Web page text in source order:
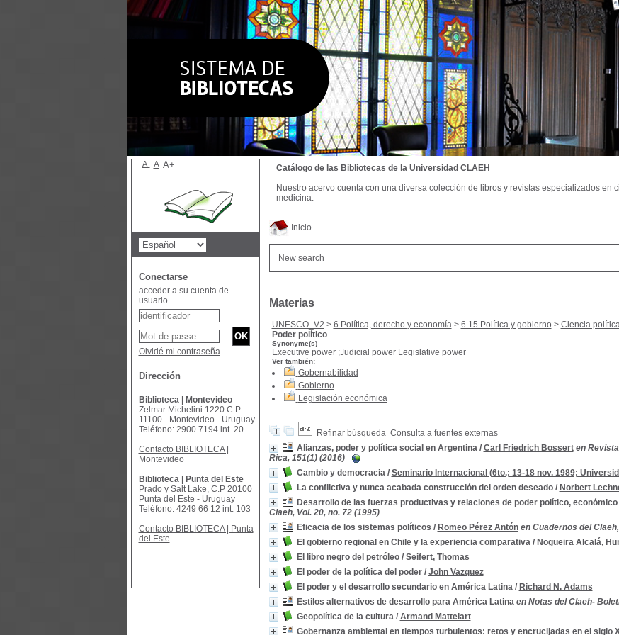
Inicio
New search
Materias
UNESCO_V2 > 6 Política, derecho y economía> 6.15 Política y gobierno> Ciencia
Poder político
Synonyme(s)
Executive power ;Judicial power Legislative power
Ver también:
Gobernabilidad
Gobierno
Legislación económica
Refinar búsqueda Consulta a fuentes externas
Alianzas, poder y política social en Argentina/ Carl Friedrich Bossert en
Rica, 151(1) (2016)
Cambio y democracia/ Seminario Internacional (6to.; 13-18 nov. 1989;
La conflictiva y nunca acabada construcción del orden deseado/ Norbert
Desarrollo de las fuerzas productivas y relaciones de poder político, económico
Claeh, Vol. 20, no. 72 (1995)
Eficacia de los sistemas políticos / Romeo Pérez Antón en Cuadernos del
El gobierno regional en Chile y la experiencia comparativa/ Nogueira Alcalá,
El libro negro del petróleo/ Seifert, Thomas
El poder de la política del poder/ John Vazquez
El poder y el desarrollo secundario en América Latina/ Richard N. Adams
Estilos alternativos de desarrollo para América Latina en Notas del Claeh-
Geopolítica de la cultura/ Armand Mattelart
Gobernanza ambiental en tiempos turbulentos: retos y encrucijadas en el siglo
Catálogo de las Bibliotecas de la Universidad CLAEH
Nuestro acervo cuenta con una diversa colección de libros y revistas especializados en
medicina.
A- A A+
Conectarse
acceder a su cuenta de
usuario
Olvidé mi contraseña
Dirección
Biblioteca | Montevideo
Zelmar Michelini 1220 C.P
11100 - Montevideo - Uruguay
Teléfono: 2900 7194 int. 20
Contacto BIBLIOTECA |
Montevideo
Biblioteca | Punta del Este
Prado y Salt Lake, C.P 20100
Punta del Este - Uruguay
Teléfono: 4249 66 12 int. 103
Contacto BIBLIOTECA | Punta
del Este